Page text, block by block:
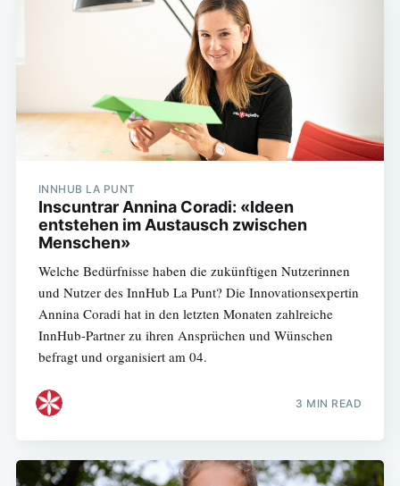
INNHUB LA PUNT
Inscuntrar Annina Coradi: «Ideen
entstehen im Austausch zwischen
Menschen»
Welche Bedürfnisse haben die zukünftigen Nutzerinnen
und Nutzer des InnHub La Punt? Die Innovationsexpertin
Annina Coradi hat in den letzten Monaten zahlreiche
InnHub-Partner zu ihren Ansprüchen und Wünschen
befragt und organisiert am 04.
3 MIN READ